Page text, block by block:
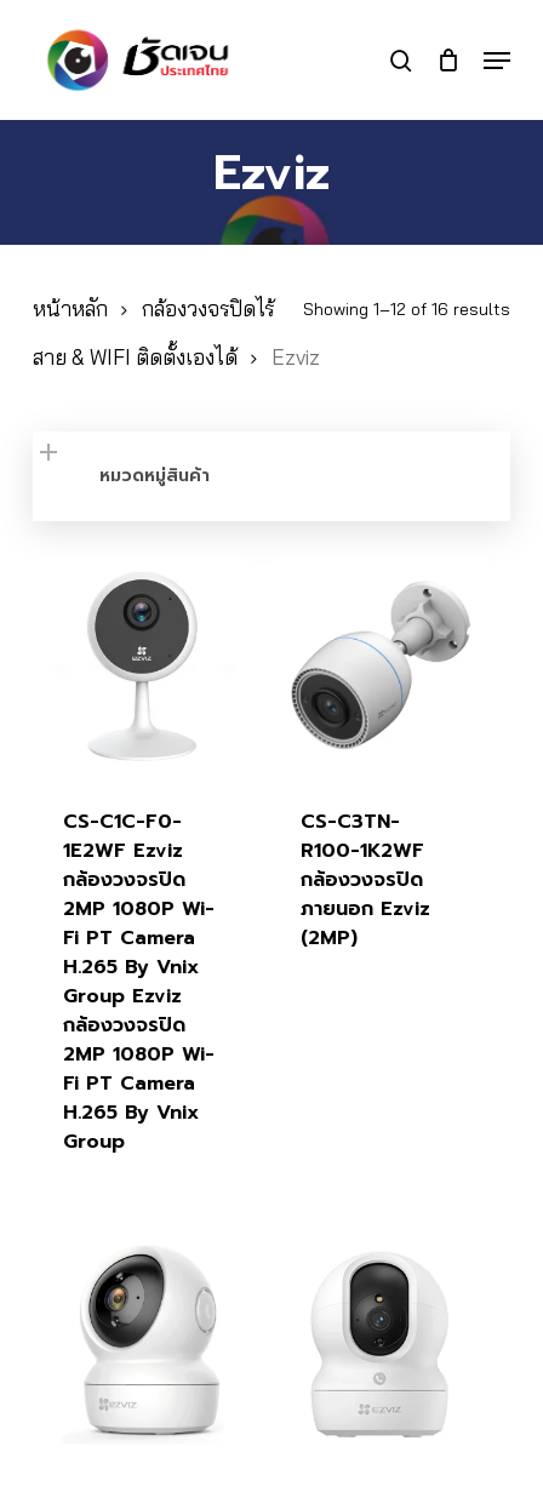
search Menu
Ezviz
Showing 1–12 of 16 results
หน้าหลัก
กล้องวงจรปิดไร้
สาย & WIFI ติดตั้งเองได้
Ezviz
หมวดหมู่สินค้า
CS-C1C-F0-
1E2WF Ezviz
กล้องวงจรปิด
2MP 1080P Wi-
Fi PT Camera
H.265 By Vnix
Group Ezviz
กล้องวงจรปิด
2MP 1080P Wi-
Fi PT Camera
H.265 By Vnix
Group
CS-C3TN-
R100-1K2WF
กล้องวงจรปิด
ภายนอก Ezviz
(2MP)
Close